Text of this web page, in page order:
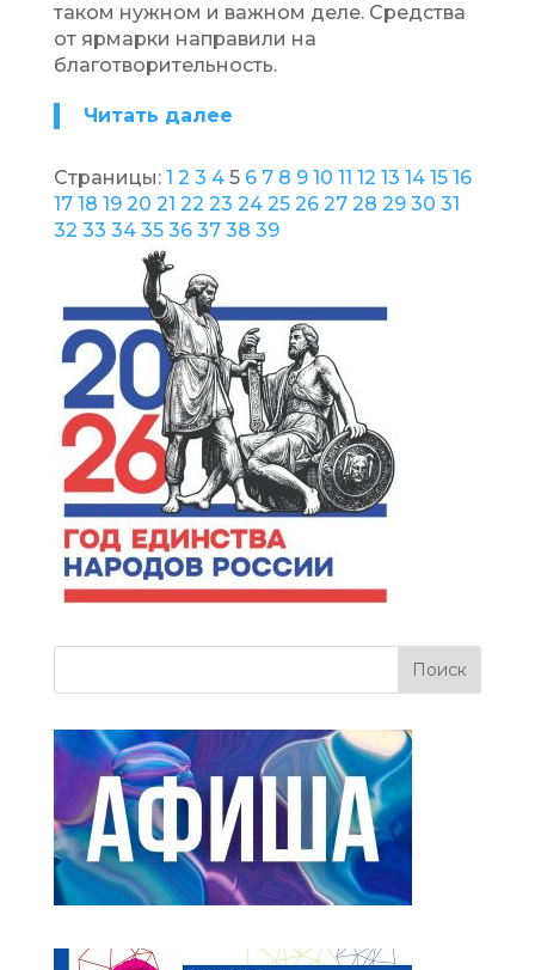
таком нужном и важном деле. Средства
от ярмарки направили на
благотворительность.
Читать далее
Страницы: 1 2 3 4 5 6 7 8 9 10 11 12 13 14 15 16
17 18 19 20 21 22 23 24 25 26 27 28 29 30 31
32 33 34 35 36 37 38 39